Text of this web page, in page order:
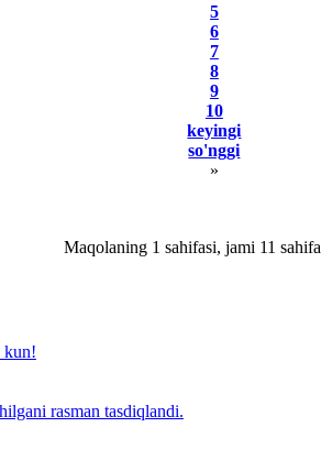
5
6
7
8
9
10
kеyingi
so'nggi
»
Maqolaning 1 sahifasi, jami 11 sаhifа
kun!
rasman tasdiqlandi.